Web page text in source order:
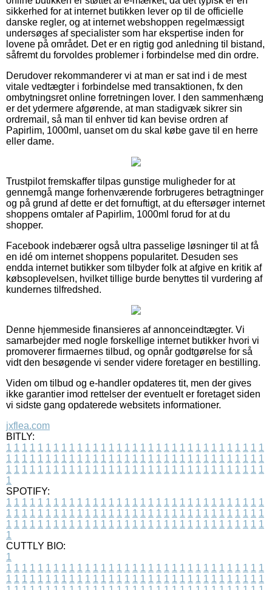
sikkerhed for at internet butikken lever op til de officielle
danske regler, og at internet webshoppen regelmæssigt
undersøges af specialister som har ekspertise inden for
lovene på området. Det er en rigtig god anledning til bistand,
såfremt du forvoldes problemer i forbindelse med din ordre.
Derudover rekommanderer vi at man er sat ind i de mest
vitale vedtægter i forbindelse med transaktionen, fx den
ombytningsret online forretningen lover. I den sammenhæng
er det ydermere afgørende, at man stadigvæk sikrer sin
ordremail, så man til enhver tid kan bevise ordren af
Papirlim, 1000ml, uanset om du skal købe gave til en herre
eller dame.
Trustpilot fremskaffer tilpas gunstige muligheder for at
gennemgå mange forhenværende forbrugeres betragtninger
og på grund af dette er det fornuftigt, at du eftersøger internet
shoppens omtaler af Papirlim, 1000ml forud for at du
shopper.
Facebook indebærer også ultra passelige løsninger til at få
en idé om internet shoppens popularitet. Desuden ses
endda internet butikker som tilbyder folk at afgive en kritik af
købsoplevelsen, hvilket tillige burde benyttes til vurdering af
kundernes tilfredshed.
Denne hjemmeside finansieres af annonceindtægter. Vi
samarbejder med nogle forskellige internet butikker hvori vi
promoverer firmaernes tilbud, og opnår godtgørelse for så
vidt den besøgende vi sender videre foretager en bestilling.
Viden om tilbud og e-handler opdateres tit, men der gives
ikke garantier imod rettelser der eventuelt er foretaget siden
vi sidste gang opdaterede websitets informationer.
jxflea.com
BITLY:
1 1 1 1 1 1 1 1 1 1 1 1 1 1 1 1 1 1 1 1 1 1 1 1 1 1 1 1 1 1 1 1 1
1 1 1 1 1 1 1 1 1 1 1 1 1 1 1 1 1 1 1 1 1 1 1 1 1 1 1 1 1 1 1 1 1
1 1 1 1 1 1 1 1 1 1 1 1 1 1 1 1 1 1 1 1 1 1 1 1 1 1 1 1 1 1 1 1 1
1
SPOTIFY:
1 1 1 1 1 1 1 1 1 1 1 1 1 1 1 1 1 1 1 1 1 1 1 1 1 1 1 1 1 1 1 1 1
1 1 1 1 1 1 1 1 1 1 1 1 1 1 1 1 1 1 1 1 1 1 1 1 1 1 1 1 1 1 1 1 1
1 1 1 1 1 1 1 1 1 1 1 1 1 1 1 1 1 1 1 1 1 1 1 1 1 1 1 1 1 1 1 1 1
1
CUTTLY BIO:
1
1 1 1 1 1 1 1 1 1 1 1 1 1 1 1 1 1 1 1 1 1 1 1 1 1 1 1 1 1 1 1 1 1
1 1 1 1 1 1 1 1 1 1 1 1 1 1 1 1 1 1 1 1 1 1 1 1 1 1 1 1 1 1 1 1 1